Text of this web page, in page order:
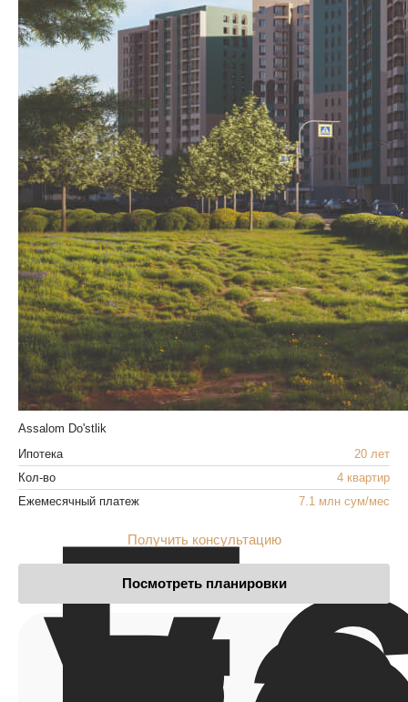
Assalom Do'stlik
Ипотека
20 лет
Кол-во
4 квартир
Ежемесячный платеж
7.1 млн сум/мес
Получить консультацию
Посмотреть планировки